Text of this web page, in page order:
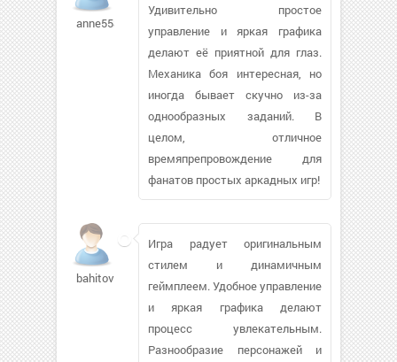
anne55805
Удивительно простое
управление и яркая графика
делают её приятной для глаз.
Механика боя интересная, но
иногда бывает скучно из-за
однообразных заданий. В
целом, отличное
времяпрепровождение для
фанатов простых аркадных игр!
bahitov959
Игра радует оригинальным
стилем и динамичным
геймплеем. Удобное управление
и яркая графика делают
процесс увлекательным.
Разнообразие персонажей и